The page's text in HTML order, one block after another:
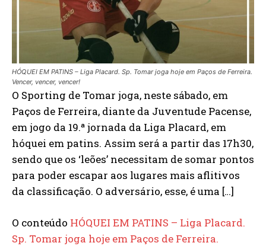
HÓQUEI EM PATINS – Liga Placard. Sp. Tomar joga hoje em Paços de Ferreira.
Vencer, vencer, vencer!
O Sporting de Tomar joga, neste sábado, em
Paços de Ferreira, diante da Juventude Pacense,
em jogo da 19.ª jornada da Liga Placard, em
hóquei em patins. Assim será a partir das 17h30,
sendo que os ‘leões’ necessitam de somar pontos
para poder escapar aos lugares mais aflitivos
da classificação. O adversário, esse, é uma […]
O conteúdo HÓQUEI EM PATINS – Liga Placard.
Sp. Tomar joga hoje em Paços de Ferreira.